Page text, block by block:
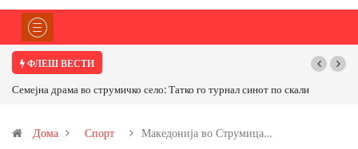
ФЛЕШ ВЕСТИ
Семејна драма во струмичко село: Татко го турнал синот по скалиТРАМП
Дома Спорт Македонија во Струмица…